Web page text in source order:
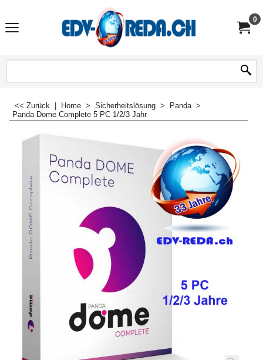
0
<< Zurück Home > Sicherheitslösung > Panda>
Panda Dome Complete 5 PC 1/2/3 Jahr